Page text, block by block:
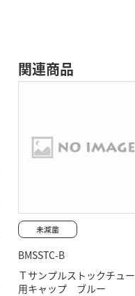
関連商品
BMSSTC-B
Ｔサンプルストックチュ
用キャップ ブルー